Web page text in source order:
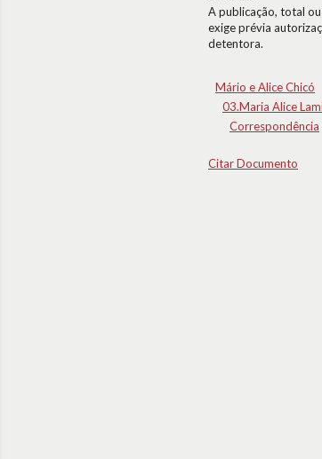
A publicação, total
exige prévia
detentora.
Mário e Alice Chicó
03.Maria Alice
Correspondência
Citar Documento